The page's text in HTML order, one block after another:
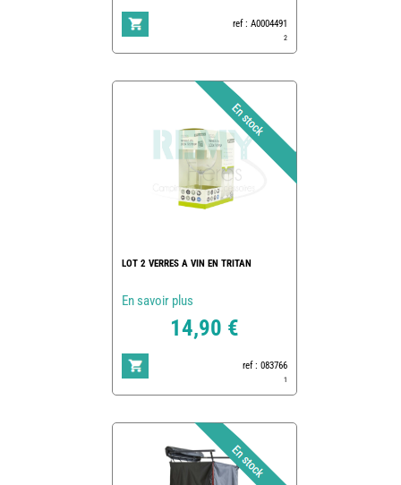
ref : A0004491
2
LOT 2 VERRES A VIN EN TRITAN
En savoir plus
14,90 €
ref : 083766
1